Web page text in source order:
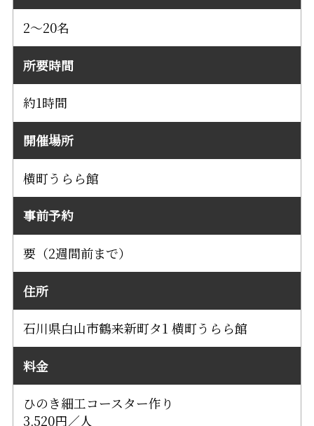
2～20名
所要時間
約1時間
開催場所
横町うらら館
事前予約
要（2週間前まで）
住所
石川県白山市鶴来新町タ1 横町うらら館
料金
ひのき細工コースター作り
3,520円／人